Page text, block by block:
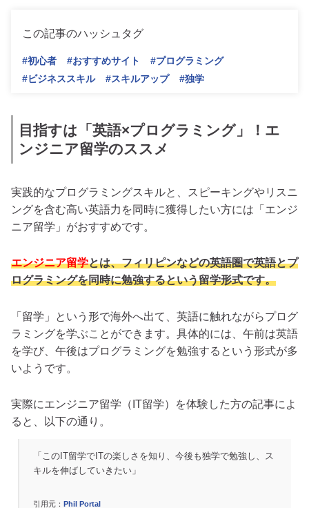
この記事のハッシュタグ
#初心者 #おすすめサイト
#プログラミング
#ビジネススキル
#スキルアップ #独学
目指すは「英語×プログラミング」！エ
ンジニア留学のススメ
実践的なプログラミングスキルと、スピーキングやリスニ
ングを含む高い英語力を同時に獲得したい方には「エンジ
ニア留学」がおすすめです。
エンジニア留学とは、フィリピンなどの英語圏で英語とプ
ログラミングを同時に勉強するという留学形式です。
「留学」という形で海外へ出て、英語に触れながらプログ
ラミングを学ぶことができます。具体的には、午前は英語
を学び、午後はプログラミングを勉強するという形式が多
いようです。
実際にエンジニア留学（IT留学）を体験した方の記事によ
ると、以下の通り。
「このIT留学でITの楽しさを知り、今後も独学で勉強し、ス
キルを伸ばしていきたい」
引用元： Phil Portal